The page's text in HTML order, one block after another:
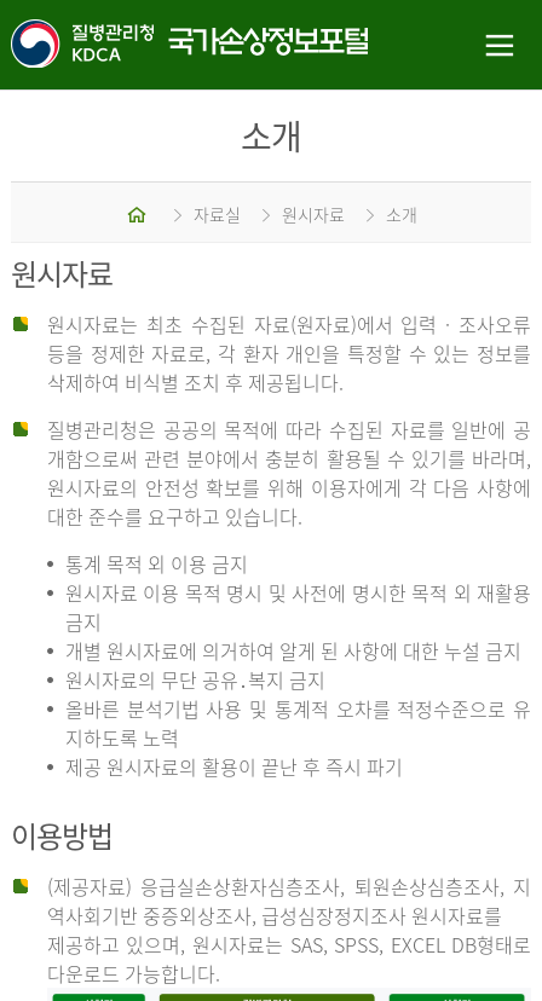
소개
홈 자료실 원시자료 소개
원시자료
원시자료는 최초 수집된 자료(원자료)에서 입력 · 조사오류
등을 정제한 자료로, 각 환자 개인을 특정할 수 있는 정보를
삭제하여 비식별 조치 후 제공됩니다.
질병관리청은 공공의 목적에 따라 수집된 자료를 일반에 공
개함으로써 관련 분야에서 충분히 활용될 수 있기를 바라며,
원시자료의 안전성 확보를 위해 이용자에게 각 다음 사항에
대한 준수를 요구하고 있습니다.
통계 목적 외 이용 금지
원시자료 이용 목적 명시 및 사전에 명시한 목적 외 재활용
금지
개별 원시자료에 의거하여 알게 된 사항에 대한 누설 금지
원시자료의 무단 공유․복지 금지
올바른 분석기법 사용 및 통계적 오차를 적정수준으로 유
지하도록 노력
제공 원시자료의 활용이 끝난 후 즉시 파기
이용방법
(제공자료) 응급실손상환자심층조사, 퇴원손상심층조사, 지
역사회기반 중증외상조사, 급성심장정지조사 원시자료를
제공하고 있으며, 원시자료는 SAS, SPSS, EXCEL DB형태로
다운로드 가능합니다.